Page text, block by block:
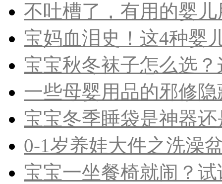
不吐槽了，有用的婴
宝妈血泪史！这4种婴
宝宝秋冬袜子怎么选？
一些母婴用品的邪修
宝宝冬季睡袋是神器
0-1岁养娃大件之洗澡
宝宝一坐餐椅就闹？